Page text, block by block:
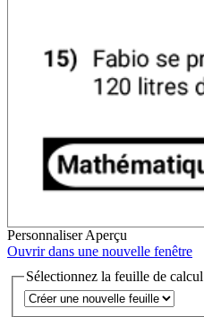
PersonnaliserAperçu
Ouvrir dans une nouvelle fenêtre
Sélectionnez la feuille de calcul